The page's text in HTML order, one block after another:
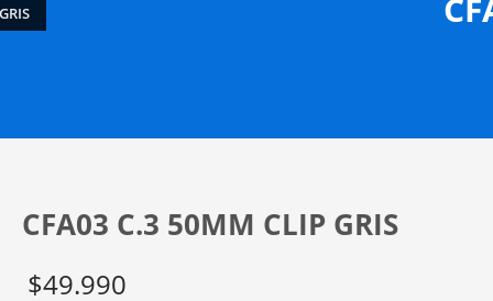
CFA03 C.3 50MM CLIP GRIS
$49.990